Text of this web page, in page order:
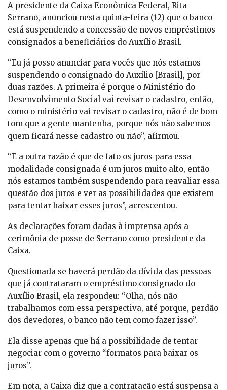
A presidente da Caixa Econômica Federal, Rita
Serrano, anunciou nesta quinta-feira (12) que o banco
está suspendendo a concessão de novos empréstimos
consignados a beneficiários do Auxílio Brasil.
“Eu já posso anunciar para vocês que nós estamos
suspendendo o consignado do Auxílio [Brasil], por
duas razões. A primeira é porque o Ministério do
Desenvolvimento Social vai revisar o cadastro, então,
como o ministério vai revisar o cadastro, não é de bom
tom que a gente mantenha, porque nós não sabemos
quem ficará nesse cadastro ou não”, afirmou.
“E a outra razão é que de fato os juros para essa
modalidade consignada é um juros muito alto, então
nós estamos também suspendendo para reavaliar essa
questão dos juros e ver as possibilidades que existem
para tentar baixar esses juros”, acrescentou.
As declarações foram dadas à imprensa após a
cerimônia de posse de Serrano como presidente da
Caixa.
Questionada se haverá perdão da dívida das pessoas
que já contrataram o empréstimo consignado do
Auxílio Brasil, ela respondeu: “Olha, nós não
trabalhamos com essa perspectiva, até porque, perdão
dos devedores, o banco não tem como fazer isso”.
Ela disse apenas que há a possibilidade de tentar
negociar com o governo “formatos para baixar os
juros”.
Em nota, a Caixa diz que a contratação está suspensa a